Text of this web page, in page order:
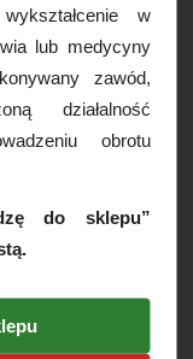
KOSZYKA
w
lub medycyny
zawód,
działalność
obrotu
do sklepu”